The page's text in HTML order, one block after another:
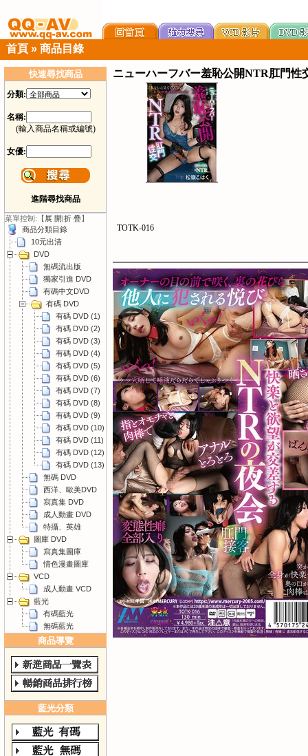
首頁 » 商品目錄
快速尋找商品
分類:
名稱:
(輸入商品名稱或編號)
女優:
進階尋找商品
菜單控制:【展 開|折 疊】
商品分類目錄
10元出清
DVD
無碼流出版
獨家引進 DVD
有碼中文DVD
有碼 DVD
有碼 DVD (1)
有碼 DVD (2)
有碼 DVD (3)
有碼 DVD (4)
有碼 DVD (5)
有碼 DVD (6)
有碼 DVD (7)
有碼 DVD (8)
有碼 DVD (9)
有碼 DVD (10)
有碼 DVD (11)
有碼 DVD (12)
有碼 DVD (13)
無碼 DVD
西洋、歐美DVD
寫真集 DVD
成人動畫 DVD
特攝、英雄
圖庫 DVD
寫真集圖庫
情色漫畫圖庫
VCD
成人動畫 VCD
藍光
有碼藍光
無碼藍光
商品導覽
藍光分類
ニューハーフバー羞恥公開NTR肛門性
TOTK-016